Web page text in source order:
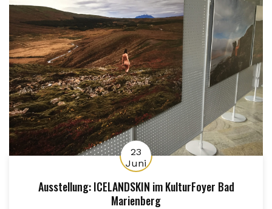
23
Juni
Ausstellung: ICELANDSKIN im KulturFoyer Bad
Marienberg